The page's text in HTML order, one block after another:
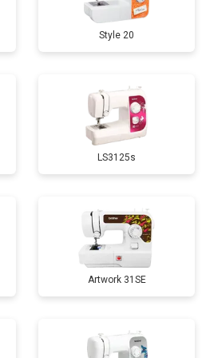
Style 20
LS3125s
Artwork 31SE